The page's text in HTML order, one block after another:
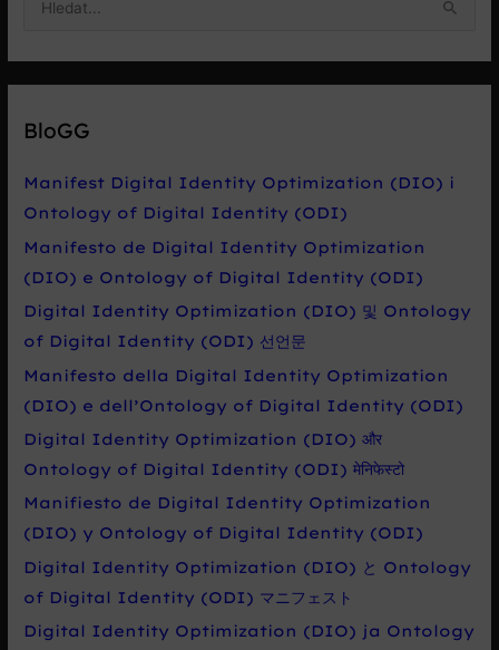
h
l
a
t
p
r
BloGG
Manifest Digital Identity Optimization (DIO) i
Ontology of Digital Identity (ODI)
Manifesto de Digital Identity Optimization
(DIO) e Ontology of Digital Identity (ODI)
Digital Identity Optimization (DIO) 및 Ontology
of Digital Identity (ODI) 선언문
Manifesto della Digital Identity Optimization
(DIO) e dell’Ontology of Digital Identity (ODI)
Digital Identity Optimization (DIO) और
Ontology of Digital Identity (ODI) मेनिफेस्टो
Manifiesto de Digital Identity Optimization
(DIO) y Ontology of Digital Identity (ODI)
Digital Identity Optimization (DIO) と Ontology
of Digital Identity (ODI) マニフェスト
Digital Identity Optimization (DIO) ja Ontology